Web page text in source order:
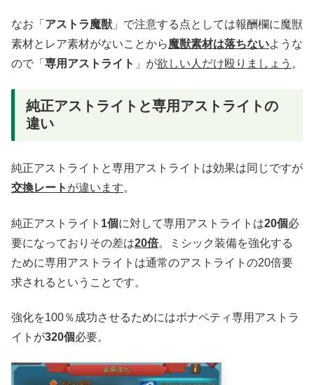
なお「 アストラ魔獣 」で注意する点としては報酬欄に魔獣
素材とレア素材がないことから魔獣素材は落ちないような
ので「 専用アストライト 」が欲しい人だけ殴りましょう 。
純正アストライトと専用アストライトの
違い
純正アストライトと専用アストライトは効果は同じですが
交換レート が違います。
純正アストライト 1個に対して専用アストライトは20個必
要になっておりその差は20倍。ミシック装備を強化する
ために専用アストライトは通常のアストライトの20倍要
求されるということです。
強化を100％成功させるためにはボナペティ専用アストラ
イトが320個必要。